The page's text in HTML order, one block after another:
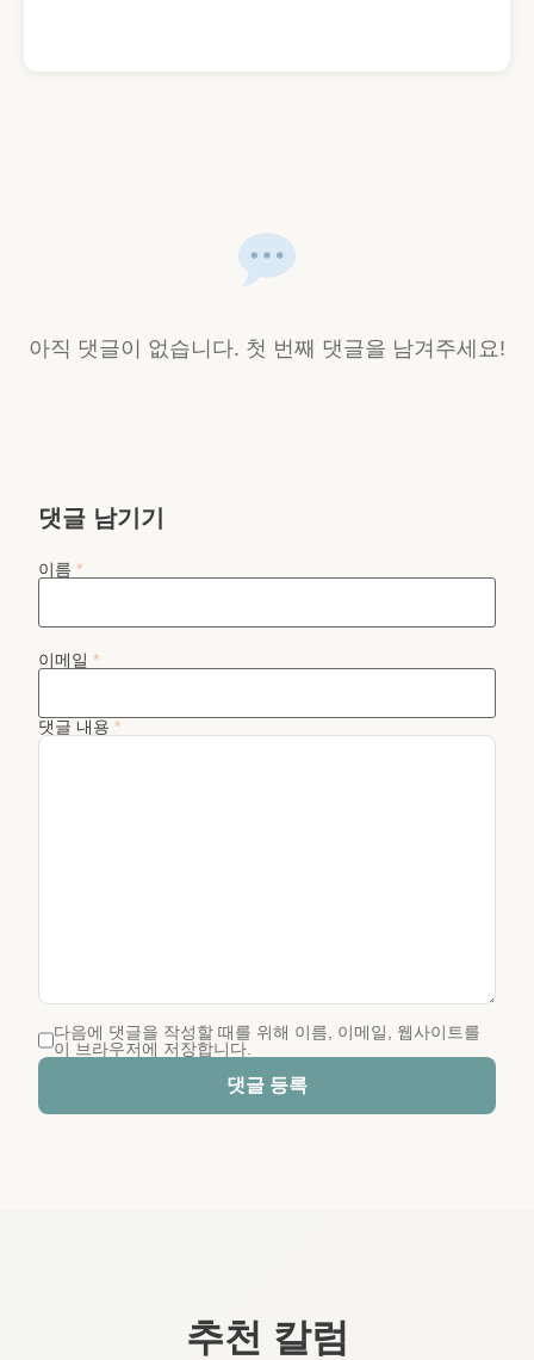
아직 댓글이 없습니다. 첫 번째 댓글을 남겨주세요!
댓글 남기기
이름 *
이메일 *
댓글 내용 *
다음에 댓글을 작성할 때를 위해 이름, 이메일, 웹사이트를
이 브라우저에 저장합니다.
댓글 등록
추천 칼럼